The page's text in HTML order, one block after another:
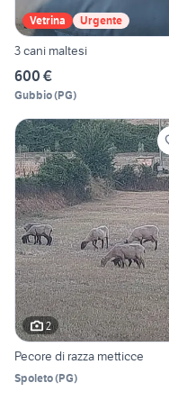
Vetrina Urgente
3 cani maltesi
600 €
Gubbio(PG)
2
Pecore di razza metticce
Spoleto(PG)